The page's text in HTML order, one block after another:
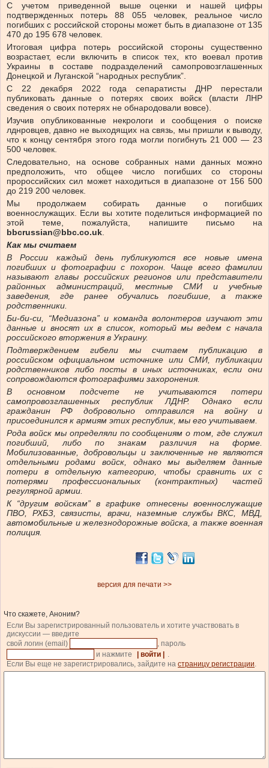
С учетом приведенной выше оценки и нашей цифры
подтвержденных потерь 88 055 человек, реальное число
погибших с российской стороны может быть в диапазоне от 135
470 до 195 678 человек.
Итоговая цифра потерь российской стороны существенно
возрастает, если включить в список тех, кто воевал против
Украины в составе подразделений самопровозглашенных
Донецкой и Луганской “народных республик”.
С 22 декабря 2022 года сепаратисты ДНР перестали
публиковать данные о потерях своих войск (власти ЛНР
сведения о своих потерях не обнародовали вовсе).
Изучив опубликованные некрологи и сообщения о поиске
лднровцев, давно не выходящих на связь, мы пришли к выводу,
что к концу сентября этого года могли погибнуть 21 000 — 23
500 человек.
Следовательно, на основе собранных нами данных можно
предположить, что общее число погибших со стороны
пророссийских сил может находиться в диапазоне от 156 500
до 219 200 человек.
Мы продолжаем собирать данные о погибших
военнослужащих. Если вы хотите поделиться информацией по
этой теме, пожалуйста, напишите письмо на
bbcrussian@bbc.co.uk.
Как мы считаем
В России каждый день публикуются все новые имена
погибших и фотографии с похорон. Чаще всего фамилии
называют главы российских регионов или представители
районных администраций, местные СМИ и учебные
заведения, где ранее обучались погибшие, а также
родственники.
Би-би-си, “Медиазона” и команда волонтеров изучают эти
данные и вносят их в список, который мы ведем с начала
российского вторжения в Украину.
Подтверждением гибели мы считаем публикацию в
российском официальном источнике или СМИ, публикации
родственников либо посты в иных источниках, если они
сопровождаются фотографиями захоронения.
В основном подсчете не учитываются потери
самопровозглашенных республик ЛДНР. Однако если
гражданин РФ добровольно отправился на войну и
присоединился к армиям этих республик, мы его учитываем.
Рода войск мы определяли по сообщениям о том, где служил
погибший, либо по знакам различия на форме.
Мобилизованные, добровольцы и заключенные не являются
отдельными родами войск, однако мы выделяем данные
потери в отдельную категорию, чтобы сравнить их с
потерями профессиональных (контрактных) частей
регулярной армии.
К “другим войскам” в графике отнесены военнослужащие
ПВО, РХБЗ, связисты, врачи, наземные службы ВКС, МВД,
автомобильные и железнодорожные войска, а также военная
полиция.
версия для печати >>
Что скажете, Аноним?
Если Вы зарегистрированный пользователь и хотите участвовать в
дискуссии — введите
свой логин (email)
, пароль
и нажмите
| войти |
.
Если Вы еще не зарегистрировались, зайдите на страницу регистрации.